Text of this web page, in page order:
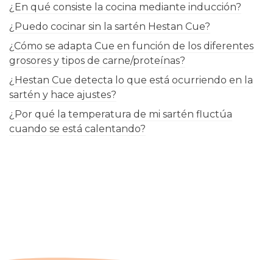
¿En qué consiste la cocina mediante inducción?
¿Puedo cocinar sin la sartén Hestan Cue?
¿Cómo se adapta Cue en función de los diferentes
grosores y tipos de carne/proteínas?
¿Hestan Cue detecta lo que está ocurriendo en la
sartén y hace ajustes?
¿Por qué la temperatura de mi sartén fluctúa
cuando se está calentando?